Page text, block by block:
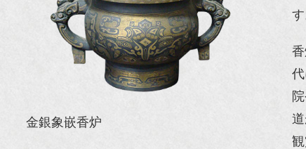
金銀象嵌香炉